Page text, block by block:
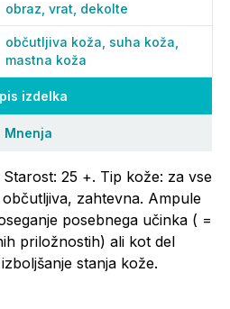
izdelka
Mnenja
25 +. Tip kože: za vse
zahtevna. Ampule
posebnega učinka ( =
priložnostih) ali kot del
stanja kože.
obraz, vrat, dekolte
občutljiva koža, suha koža,
mastna koža